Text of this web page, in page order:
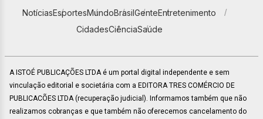
NotíciasEsportesMundoBrasilGenteEntretenimento
CidadesCiênciaSaúde
A ISTOÉ PUBLICAÇÕES LTDA é um portal digital independente e sem
vinculação editorial e societária com a EDITORA TRES COMÉRCIO DE
PUBLICACÕES LTDA (recuperação judicial). Informamos também que não
realizamos cobranças e que também não oferecemos cancelamento do